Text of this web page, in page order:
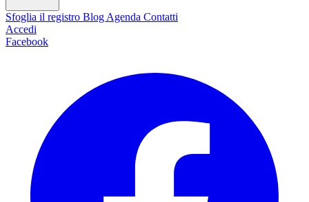
Sfoglia il registro Blog Agenda Contatti
Accedi
Facebook